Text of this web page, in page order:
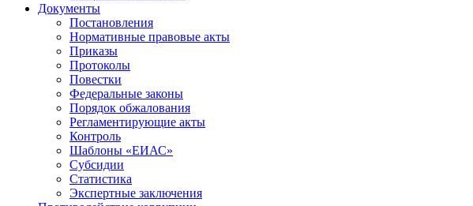
Документы
Постановления
Нормативные правовые акты
Приказы
Протоколы
Повестки
Федеральные законы
Порядок обжалования
Регламентирующие акты
Контроль
Шаблоны «ЕИАС»
Субсидии
Статистика
Экспертные заключения